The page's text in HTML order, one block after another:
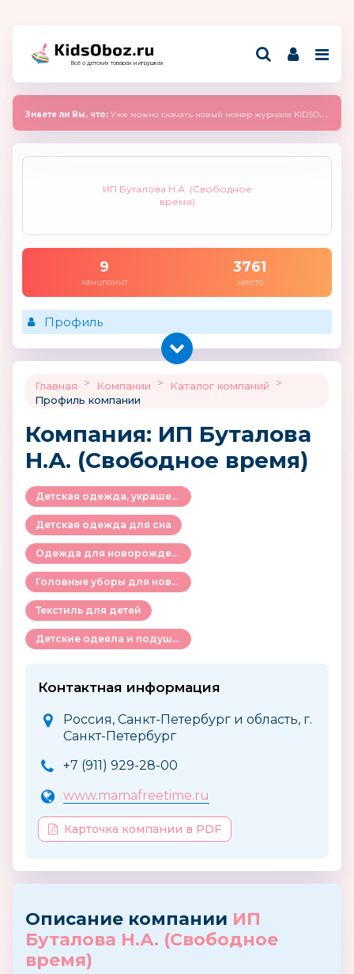
Всё о детских товарах и игрушках
Знаете ли Вы, что: Уже можно скачать новый номер журнала KIDSOBOZ 2025 (сентябрь)
ИП Буталова Н.А. (Свободное
время)
9
канцпоинт
3761
место
Профиль
Главная > Компании > Каталог компаний
>
Профиль компании
Компания: ИП Буталова
Н.А. (Свободное время)
Детская одежда, украшения и аксессуары
Детская одежда для сна
Одежда для новорожденных
Головные уборы для новорожденных
Текстиль для детей
Детские одеяла и подушки
Контактная информация
Россия, Санкт-Петербург и область, г.
Санкт-Петербург
+7 (911) 929-28-00
www.mamafreetime.ru
Карточка компании в PDF
Описание компании ИП
Буталова Н.А. (Свободное
время)